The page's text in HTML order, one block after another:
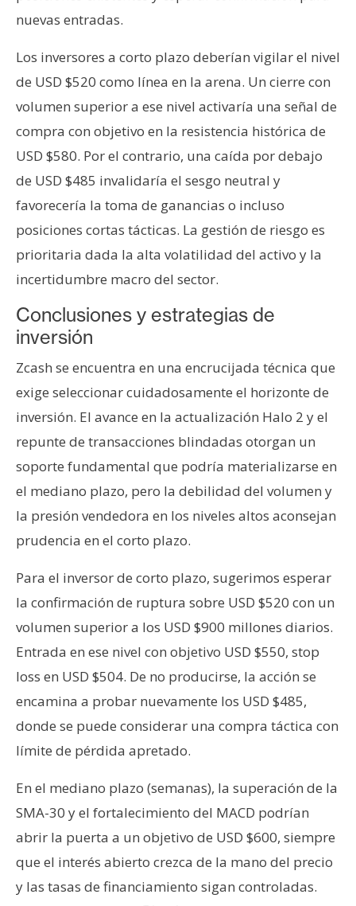
nuevas entradas.
Los inversores a corto plazo deberían vigilar el nivel
de USD $520 como línea en la arena. Un cierre con
volumen superior a ese nivel activaría una señal de
compra con objetivo en la resistencia histórica de
USD $580. Por el contrario, una caída por debajo
de USD $485 invalidaría el sesgo neutral y
favorecería la toma de ganancias o incluso
posiciones cortas tácticas. La gestión de riesgo es
prioritaria dada la alta volatilidad del activo y la
incertidumbre macro del sector.
Conclusiones y estrategias de
inversión
Zcash se encuentra en una encrucijada técnica que
exige seleccionar cuidadosamente el horizonte de
inversión. El avance en la actualización Halo 2 y el
repunte de transacciones blindadas otorgan un
soporte fundamental que podría materializarse en
el mediano plazo, pero la debilidad del volumen y
la presión vendedora en los niveles altos aconsejan
prudencia en el corto plazo.
Para el inversor de corto plazo, sugerimos esperar
la confirmación de ruptura sobre USD $520 con un
volumen superior a los USD $900 millones diarios.
Entrada en ese nivel con objetivo USD $550, stop
loss en USD $504. De no producirse, la acción se
encamina a probar nuevamente los USD $485,
donde se puede considerar una compra táctica con
límite de pérdida apretado.
En el mediano plazo (semanas), la superación de la
SMA-30 y el fortalecimiento del MACD podrían
abrir la puerta a un objetivo de USD $600, siempre
que el interés abierto crezca de la mano del precio
y las tasas de financiamiento sigan controladas.